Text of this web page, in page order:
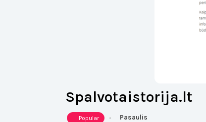
Spalvotaistorija.lt
Popular Pasaulis